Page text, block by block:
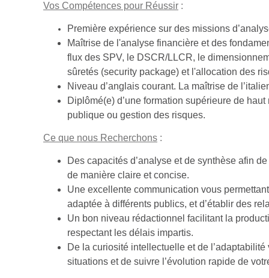
Vos Compétences pour Réussir :
Première expérience sur des missions
Maîtrise de l'analyse financière et des
flux des SPV, le DSCR/LLCR, le
sûretés (security package) et l'allocation des
Niveau d’anglais courant. La maîtrise de
Diplômé(e) d’une formation supérieure de
publique ou gestion des risques.
Ce que nous Recherchons :
Des capacités d’analyse et de synthèse afin
de manière claire et concise.
Une excellente communication vous
adaptée à différents publics, et d’établir des
Un bon niveau rédactionnel facilitant la
respectant les délais impartis.
De la curiosité intellectuelle et de
situations et de suivre l’évolution rapide de